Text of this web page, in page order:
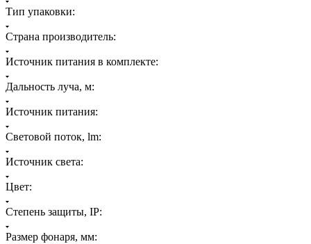
Тип упаковки:
Страна производитель:
Источник питания в комплекте:
Дальность луча, м:
Источник питания:
Световой поток, lm:
Источник света:
Цвет:
Степень защиты, IP:
Размер фонаря, мм: